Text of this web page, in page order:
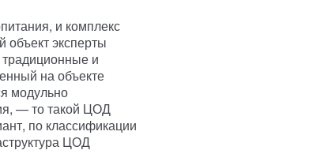
и комплекс
эксперты
и
на объекте
модульно
— то такой ЦОД
по классификации
ЦОД